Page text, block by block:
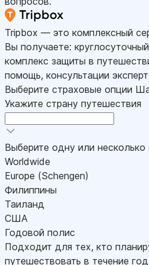
Tripbox — это комплексный
Вы получаете:
комплекс защиты в
помощь, консультации
Выберите страховые опции
Укажите страну путешествия
Выберите одну или несколько
Worldwide
Europe (Schengen)
Филиппины
Таиланд
США
Годовой полис
Подходит для тех, кто
путешествовать в течение